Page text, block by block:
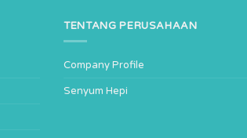
TENTANG PERUSAHAAN
Company Profile
Senyum Hepi